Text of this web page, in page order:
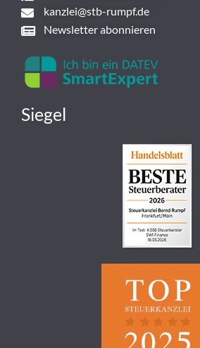
kanzlei@stb-rumpf.de
Newsletter abonnieren
Siegel